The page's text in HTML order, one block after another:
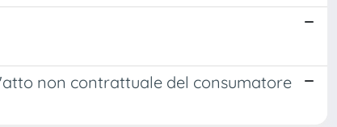
non contrattuale del consumatore